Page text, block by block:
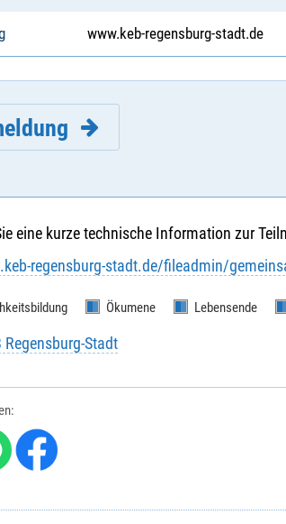
www.keb-regensburg-stadt.de
*:
*
*:
eine kurze technische Information zur
regensburg-stadt.de/fileadmin/
Ökumene Lebensende
Regensburg-Stadt